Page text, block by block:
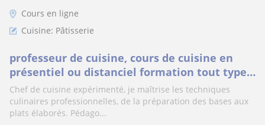
Cours en ligne
Cuisine: Pâtisserie
professeur de cuisine, cours de cuisine en
présentiel ou distanciel formation tout type
de diplôme..pour nos talents de demain
Chef de cuisine expérimenté, je maîtrise les techniques
culinaires professionnelles, de la préparation des bases aux
plats élaborés. Pédago...